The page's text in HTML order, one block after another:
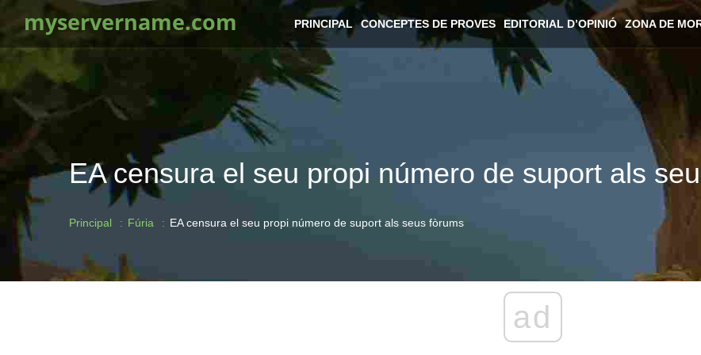
myservername.com PRINCIPAL CONCEPTES DE PROVES EDITORIAL D’OPINIÓ ZONA DE
EA censura el seu propi número de suport als
Principal Fúria EA censura el seu propi número de suport als seus fòrums
ad